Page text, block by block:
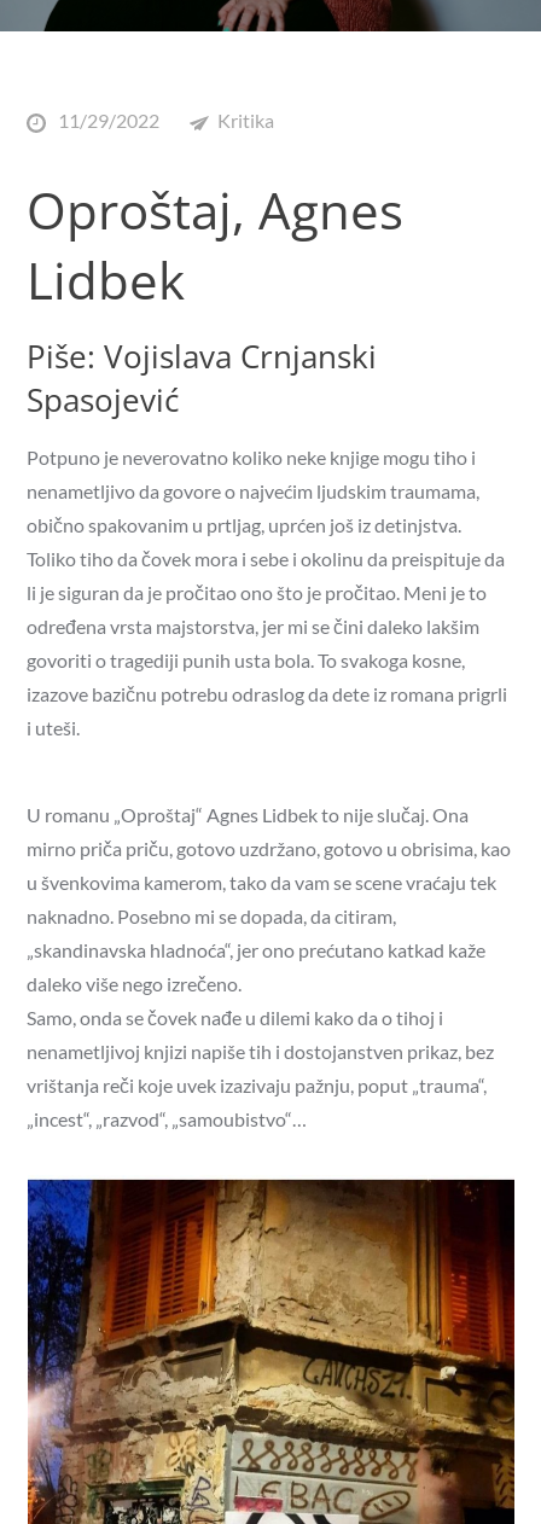
11/29/2022 Kritika
Oproštaj, Agnes
Lidbek
Piše: Vojislava Crnjanski
Spasojević
Potpuno je neverovatno koliko neke knjige mogu tiho i
nenametljivo da govore o najvećim ljudskim traumama,
obično spakovanim u prtljag, uprćen još iz detinjstva.
Toliko tiho da čovek mora i sebe i okolinu da preispituje da
li je siguran da je pročitao ono što je pročitao. Meni je to
određena vrsta majstorstva, jer mi se čini daleko lakšim
govoriti o tragediji punih usta bola. To svakoga kosne,
izazove bazičnu potrebu odraslog da dete iz romana prigrli
i uteši.
U romanu „Oproštaj“ Agnes Lidbek to nije slučaj. Ona
mirno priča priču, gotovo uzdržano, gotovo u obrisima, kao
u švenkovima kamerom, tako da vam se scene vraćaju tek
naknadno. Posebno mi se dopada, da citiram,
„skandinavska hladnoća“, jer ono prećutano katkad kaže
daleko više nego izrečeno.
Samo, onda se čovek nađe u dilemi kako da o tihoj i
nenametljivoj knjizi napiše tih i dostojanstven prikaz, bez
vrištanja reči koje uvek izazivaju pažnju, poput „trauma“,
„incest“, „razvod“, „samoubistvo“…